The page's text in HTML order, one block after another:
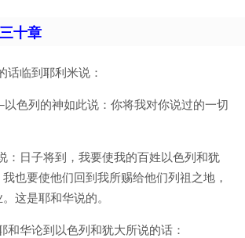
十章
话临到耶利米说：
色列的神如此说：你将我对你说过的一切
：日子将到，我要使我的百姓以色列和犹
也要使他们回到我所赐给他们列祖之地，
这是耶和华说的。
和华论到以色列和犹大所说的话：